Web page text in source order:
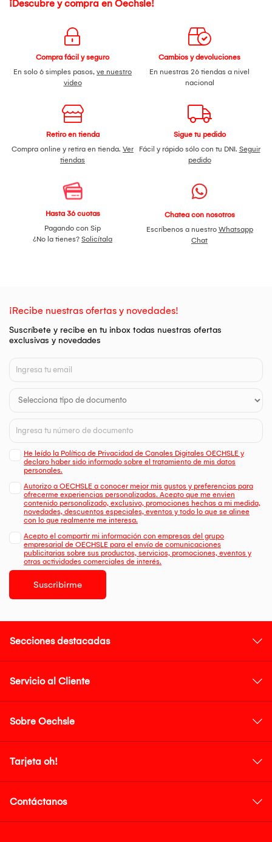
Bloqueo de seguridad
¡Descubre y compra en Oechsle!
Compra fácil y seguro
En solo 6 simples pasos, ve nuestro
video
Cambios y devoluciones
En nuestras 26 tiendas a nivel
nacional
Retiro en tienda
Compra online y retira en tienda. Ver
tiendas
Sigue tu pedido
Fácil y rápido sólo con tu DNI. Seguir
pedido
Hasta 36 cuotas
Pagando con Sip
¿No la tienes? Solicítala
Chatea con nosotros
Escríbenos a nuestro Whatsapp
Chat
¡Recibe nuestras ofertas y novedades!
Suscríbete y recibe en tu inbox todas nuestras ofertas
exclusivas y novedades
He leído la Política de Privacidad de Canales Digitales OECHSLE y
declaro haber sido informado sobre el tratamiento de mis datos
personales.
Autorizo a OECHSLE a conocer mejor mis gustos y preferencias para
ofrecerme experiencias personalizadas. Acepto que me envien
contenido personalizado, exclusivo, promociones hechas a mi medida,
novedades, descuentos especiales, eventos y todo lo que se alinee
con lo que realmente me interesa.
Acepto el compartir mi información con empresas del grupo
empresarial de OECHSLE para el envío de comunicaciones
publicitarias sobre sus productos, servicios, promociones, eventos y
otras actividades comerciales de interés.
Suscribirme
Secciones destacadas
Servicio al Cliente
Sobre Oechsle
Tarjeta oh!
Contáctanos